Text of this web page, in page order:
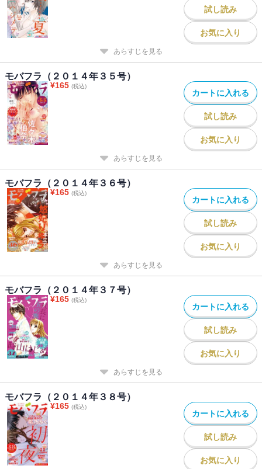
試し読み
お気に入り
あらすじを見る
モバフラ（２０１４年３５号）
¥165 (税込)
カートに入れる
試し読み
お気に入り
あらすじを見る
モバフラ（２０１４年３６号）
¥165 (税込)
カートに入れる
試し読み
お気に入り
あらすじを見る
モバフラ（２０１４年３７号）
¥165 (税込)
カートに入れる
試し読み
お気に入り
あらすじを見る
モバフラ（２０１４年３８号）
¥165 (税込)
カートに入れる
試し読み
お気に入り